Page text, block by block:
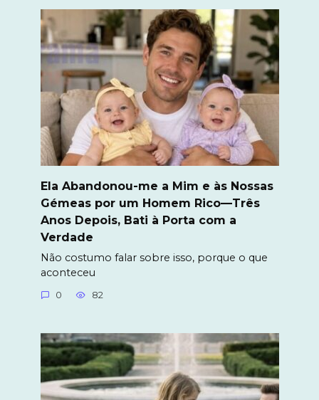
Ela Abandonou-me a Mim e às Nossas
Gémeas por um Homem Rico—Três
Anos Depois, Bati à Porta com a
Verdade
Não costumo falar sobre isso, porque o que
aconteceu
0 82